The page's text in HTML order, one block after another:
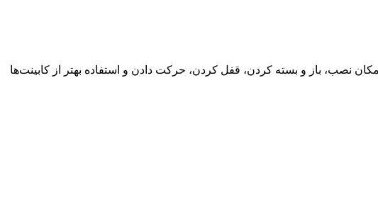
نصب، باز و بسته کردن، قفل کردن، حرکت دادن و استفاده بهتر از کابینت‌ها